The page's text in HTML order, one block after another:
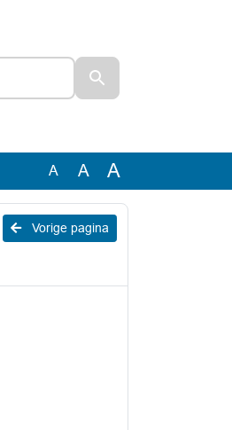
A A A
Vorige pagina